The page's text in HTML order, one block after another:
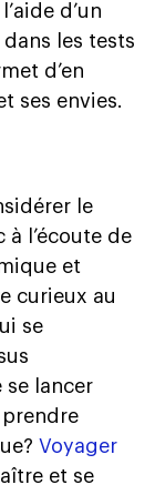
d’un
les tests
d’en
ses envies.
le
à l’écoute de
et
curieux au
se
se lancer
Voyager
et se